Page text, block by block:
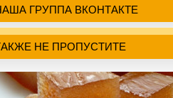
ГРУППА ВКОНТАКТЕ
НЕ ПРОПУСТИТЕ